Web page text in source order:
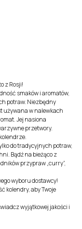
z Rosji!
smaków i aromatów,
potraw. Niezbędny
używana w nalewkach
Jej nasiona
przetwory.
do tradycyjnych potraw,
Bądź na bieżąco z
przypraw „curry”,
wyboru dostawcy!
kolendry, aby Twoje
wyjątkowej jakości i